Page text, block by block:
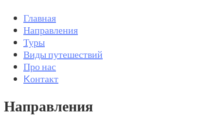
Главная
Направления
Туры
Виды путешествий
Про нас
Kонтакт
Направления